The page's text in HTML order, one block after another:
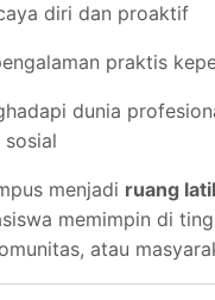
diri dan proaktif
praktis
dunia
menjadi ruang
memimpin di
atau